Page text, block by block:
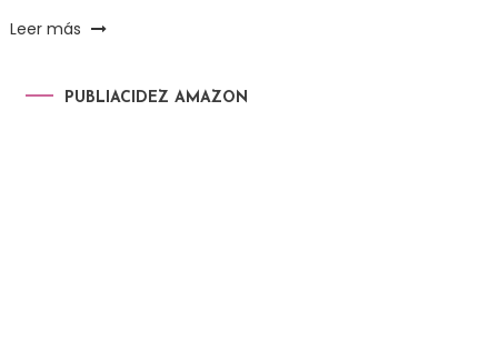
Leer más
PUBLIACIDEZ AMAZON